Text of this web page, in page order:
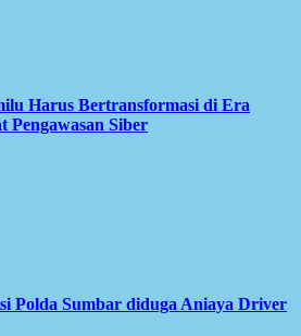
Harus Bertransformasi di Era
Pengawasan Siber
Polda Sumbar diduga Aniaya Driver